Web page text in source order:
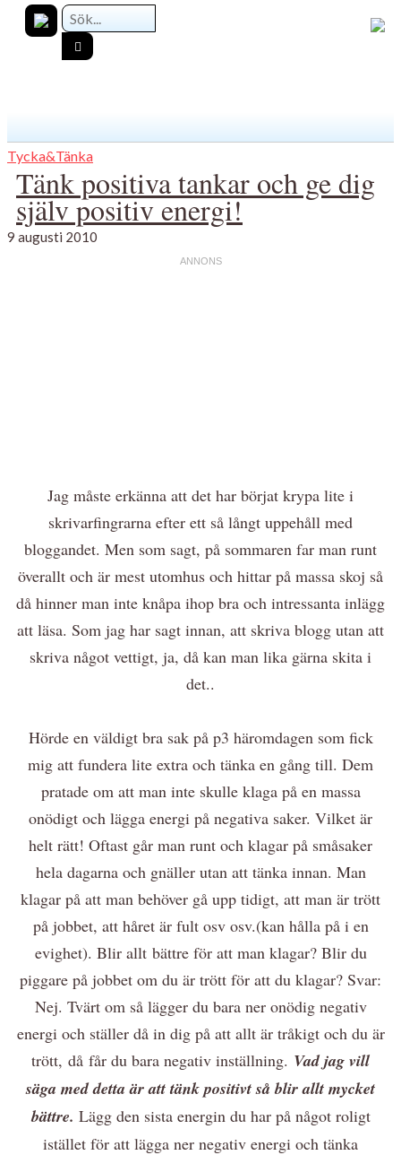
Tycka&Tänka
Tänk positiva tankar och ge dig
själv positiv energi!
9 augusti 2010
Jag måste erkänna att det har börjat krypa lite i
skrivarfingrarna efter ett så långt uppehåll med
bloggandet. Men som sagt, på sommaren far man runt
överallt och är mest utomhus och hittar på massa skoj så
då hinner man inte knåpa ihop bra och intressanta inlägg
att läsa. Som jag har sagt innan, att skriva blogg utan att
skriva något vettigt, ja, då kan man lika gärna skita i
det..
Hörde en väldigt bra sak på p3 häromdagen som fick
mig att fundera lite extra och tänka en gång till. Dem
pratade om att man inte skulle klaga på en massa
onödigt och lägga energi på negativa saker. Vilket är
helt rätt! Oftast går man runt och klagar på småsaker
hela dagarna och gnäller utan att tänka innan. Man
klagar på att man behöver gå upp tidigt, att man är trött
på jobbet, att håret är fult osv osv.(kan hålla på i en
evighet). Blir allt bättre för att man klagar? Blir du
piggare på jobbet om du är trött för att du klagar? Svar:
Nej. Tvärt om så lägger du bara ner onödig negativ
energi och ställer då in dig på att allt är tråkigt och du är
trött, då får du bara negativ inställning. Vad jag vill
säga med detta är att tänk positivt så blir allt mycket
bättre. Lägg den sista energin du har på något roligt
istället för att lägga ner negativ energi och tänka